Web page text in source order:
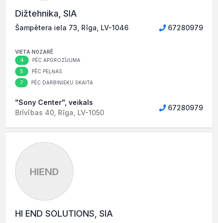
Dižtehnika, SIA
Šampētera iela 73, Rīga, LV-1046 67280979
VIETA NOZARĒ
4 PĒC APGROZĪJUMA
5 PĒC PEĻŅAS
7 PĒC DARBINIEKU SKAITA
"Sony Center", veikals
Brīvības 40, Rīga, LV-1050
67280979
HIEND
HI END SOLUTIONS, SIA